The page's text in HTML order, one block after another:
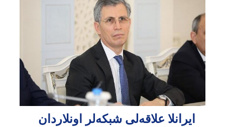
ایرانلا علاقه‌لی شبکه‌لر اونلاردان